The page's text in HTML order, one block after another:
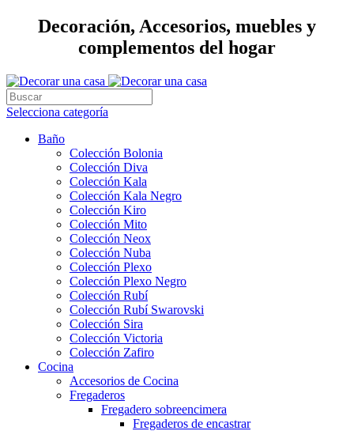
Decoración, Accesorios, muebles y
complementos del hogar
Selecciona categoría
Baño
Colección Bolonia
Colección Diva
Colección Kala
Colección Kala Negro
Colección Kiro
Colección Mito
Colección Neox
Colección Nuba
Colección Plexo
Colección Plexo Negro
Colección Rubí
Colección Rubí Swarovski
Colección Sira
Colección Victoria
Colección Zafiro
Cocina
Accesorios de Cocina
Fregaderos
Fregadero sobreencimera
Fregaderos de encastrar